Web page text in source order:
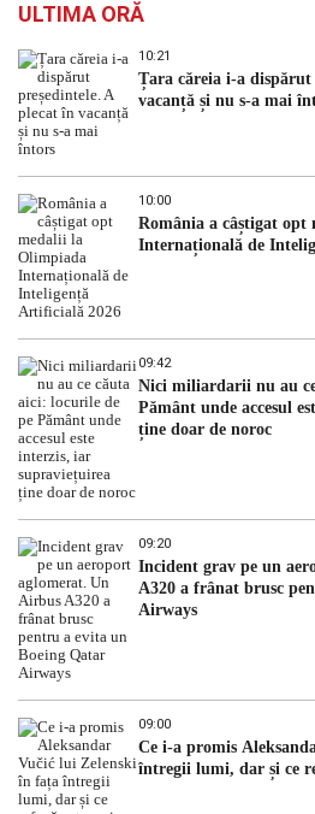
ULTIMA ORĂ
10:21
Țara căreia i-a
vacanță și nu s-a mai
10:00
România a câștigat
Internațională de
09:42
Nici miliardarii nu au
Pământ unde accesul
ține doar de noroc
09:20
Incident grav pe un
A320 a frânat brusc
Airways
09:00
Ce i-a promis
întregii lumi, dar și ce